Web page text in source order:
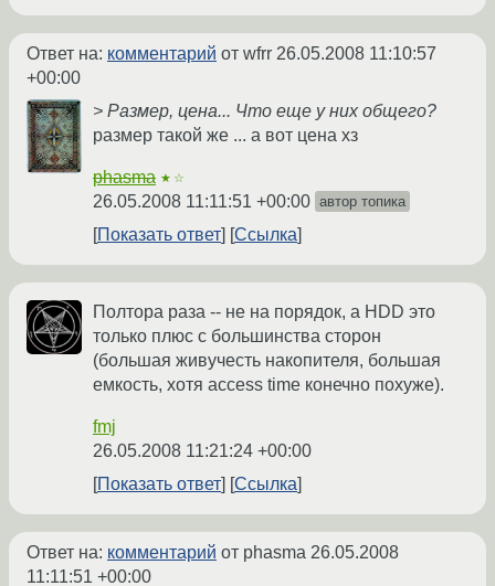
Ответ на: комментарий от wfrr 26.05.2008 11:10:57
+00:00
> Размер, цена... Что еще у них общего?
размер такой же ... а вот цена хз
phasma ★☆
26.05.2008 11:11:51 +00:00 автор топика
Показать ответ Ссылка
Полтора раза -- не на порядок, а HDD это
только плюс с большинства сторон
(большая живучесть накопителя, большая
емкость, хотя access time конечно похуже).
fmj
26.05.2008 11:21:24 +00:00
Показать ответ
Ссылка
Ответ на: комментарий от phasma 26.05.2008
11:11:51 +00:00